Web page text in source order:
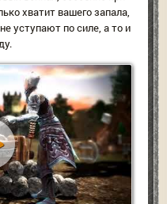
хватит вашего запала,
уступают по силе, а то и